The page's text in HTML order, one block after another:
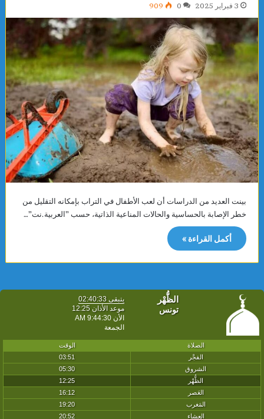
3 فبراير 2025 0
909
بينت العديد من الدراسات أن لعب الأطفال في التراب بإمكانه التقليل من
خطر الإصابة بالحساسية والحالات المناعية الذاتية، حسب ”العربية.نت”…
أكمل القراءة »